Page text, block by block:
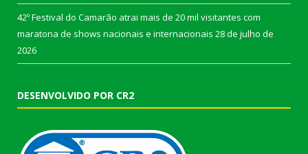
42º Festival do Camarão atrai mais de 20 mil visitantes com
maratona de shows nacionais e internacionais 28 de julho de
2026
DESENVOLVIDO POR CR2